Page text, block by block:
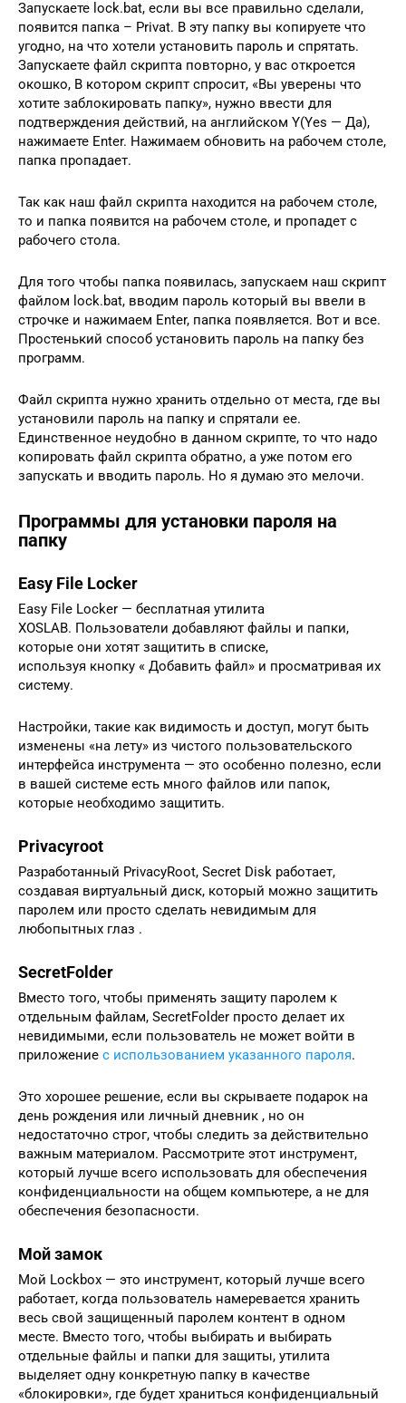
Запускаете lock.bat, если вы все правильно сделали,
появится папка – Privat. В эту папку вы копируете что
угодно, на что хотели установить пароль и спрятать.
Запускаете файл скрипта повторно, у вас откроется
окошко, В котором скрипт спросит, «Вы уверены что
хотите заблокировать папку», нужно ввести для
подтверждения действий, на английском Y(Yes — Да),
нажимаете Enter. Нажимаем обновить на рабочем столе,
папка пропадает.
Так как наш файл скрипта находится на рабочем столе,
то и папка появится на рабочем столе, и пропадет с
рабочего стола.
Для того чтобы папка появилась, запускаем наш скрипт
файлом lock.bat, вводим пароль который вы ввели в
строчке и нажимаем Enter, папка появляется. Вот и все.
Простенький способ установить пароль на папку без
программ.
Файл скрипта нужно хранить отдельно от места, где вы
установили пароль на папку и спрятали ее.
Единственное неудобно в данном скрипте, то что надо
копировать файл скрипта обратно, а уже потом его
запускать и вводить пароль. Но я думаю это мелочи.
Программы для установки пароля на
папку
Easy File Locker
Easy File Locker — бесплатная утилита
XOSLAB. Пользователи добавляют файлы и папки,
которые они хотят защитить в списке,
используя кнопку « Добавить файл» и просматривая их
систему.
Настройки, такие как видимость и доступ, могут быть
изменены «на лету» из чистого пользовательского
интерфейса инструмента — это особенно полезно, если
в вашей системе есть много файлов или папок,
которые необходимо защитить.
Privacyroot
Разработанный PrivacyRoot, Secret Disk работает,
создавая виртуальный диск, который можно защитить
паролем или просто сделать невидимым для
любопытных глаз .
SecretFolder
Вместо того, чтобы применять защиту паролем к
отдельным файлам, SecretFolder просто делает их
невидимыми, если пользователь не может войти в
приложение с использованием указанного пароля.
Это хорошее решение, если вы скрываете подарок на
день рождения или личный дневник , но он
недостаточно строг, чтобы следить за действительно
важным материалом. Рассмотрите этот инструмент,
который лучше всего использовать для обеспечения
конфиденциальности на общем компьютере, а не для
обеспечения безопасности.
Мой замок
Мой Lockbox — это инструмент, который лучше всего
работает, когда пользователь намеревается хранить
весь свой защищенный паролем контент в одном
месте. Вместо того, чтобы выбирать и выбирать
отдельные файлы и папки для защиты, утилита
выделяет одну конкретную папку в качестве
«блокировки», где будет храниться конфиденциальный